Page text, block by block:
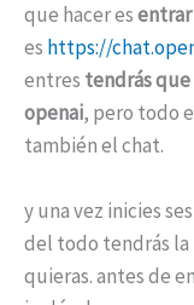
que hacer esentrar
es https://
entres tendrás
openai, pero todo
también el chat.
y una vez inicies
del todo tendrás la
quieras. antes de